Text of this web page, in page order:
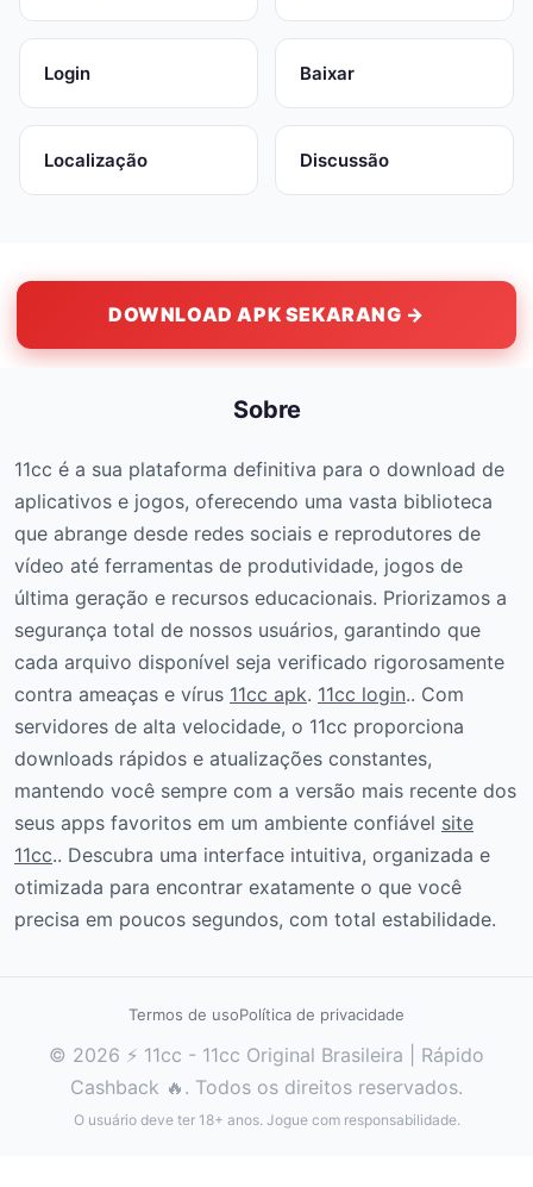
Login Baixar
Localização Discussão
DOWNLOAD APK SEKARANG →
Sobre
11cc é a sua plataforma definitiva para o download de
aplicativos e jogos, oferecendo uma vasta biblioteca
que abrange desde redes sociais e reprodutores de
vídeo até ferramentas de produtividade, jogos de
última geração e recursos educacionais. Priorizamos a
segurança total de nossos usuários, garantindo que
cada arquivo disponível seja verificado rigorosamente
contra ameaças e vírus 11cc apk. 11cc login.. Com
servidores de alta velocidade, o 11cc proporciona
downloads rápidos e atualizações constantes,
mantendo você sempre com a versão mais recente dos
seus apps favoritos em um ambiente confiável site
11cc.. Descubra uma interface intuitiva, organizada e
otimizada para encontrar exatamente o que você
precisa em poucos segundos, com total estabilidade.
Termos de usoPolítica de privacidade
© 2026 ⚡ 11cc - 11cc Original Brasileira | Rápido
Cashback 🔥. Todos os direitos reservados.
O usuário deve ter 18+ anos. Jogue com responsabilidade.